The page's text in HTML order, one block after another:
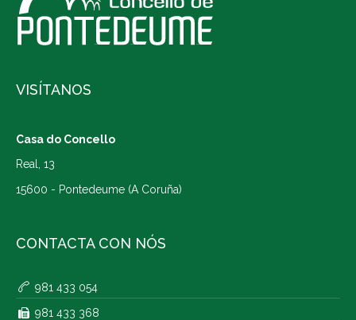
VISÍTANOS
Casa do Concello
Real, 13
15600 - Pontedeume (A Coruña)
CONTACTA CON NÓS
981 433 054
981 433 368